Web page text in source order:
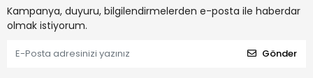
Kampanya, duyuru, bilgilendirmelerden e-posta ile haberdar
olmak istiyorum.
Gönder